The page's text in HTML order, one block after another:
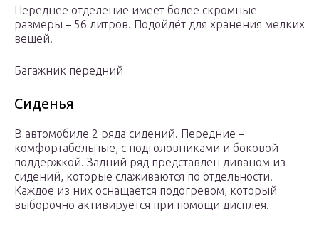
Переднее отделение имеет более скромные
размеры – 56 литров. Подойдёт для хранения мелких
вещей.
Багажник передний
Сиденья
В автомобиле 2 ряда сидений. Передние –
комфортабельные, с подголовниками и боковой
поддержкой. Задний ряд представлен диваном из
сидений, которые слаживаются по отдельности.
Каждое из них оснащается подогревом, который
выборочно активируется при помощи дисплея.